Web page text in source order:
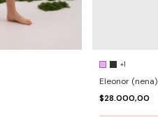
+1
Eleonor (nena)
$28.000,00